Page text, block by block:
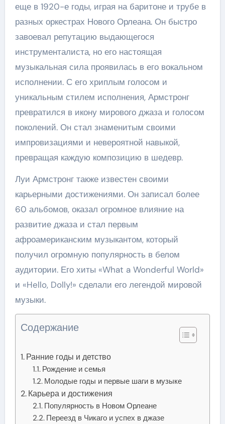
еще в 1920-е годы, играя на баритоне и трубе в
разных оркестрах Нового Орлеана. Он быстро
завоевал репутацию выдающегося
инструменталиста, но его настоящая
музыкальная сила проявилась в его вокальном
исполнении. С его хриплым голосом и
уникальным стилем исполнения, Армстронг
превратился в икону мирового джаза и голосом
поколений. Он стал знаменитым своими
импровизациями и невероятной навыкой,
превращая каждую композицию в шедевр.
Луи Армстронг также известен своими
карьерными достижениями. Он записал более
60 альбомов, оказал огромное влияние на
развитие джаза и стал первым
афроамериканским музыкантом, который
получил огромную популярность в белом
аудитории. Его хиты «What a Wonderful World»
и «Hello, Dolly!» сделали его легендой мировой
музыки.
Содержание
Ранние годы и детство
Рождение и семья
Молодые годы и первые шаги в музыке
Карьера и достижения
Популярность в Новом Орлеане
Переезд в Чикаго и успех в джазе